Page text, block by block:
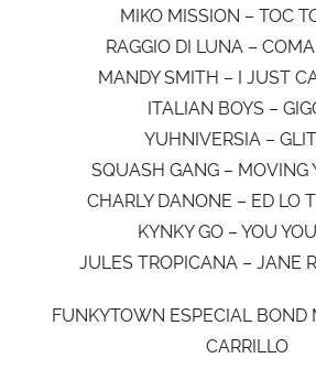
MIKO MISSION – TOC
RAGGIO DI LUNA –
MANDY SMITH – I JUST
ITALIAN BOYS –
YUHNIVERSIA –
SQUASH GANG – MOVING
CHARLY DANONE – ED LO
KYNKY GO – YOU
JULES TROPICANA – JANE
FUNKYTOWN ESPECIAL BOND
CARRILLO